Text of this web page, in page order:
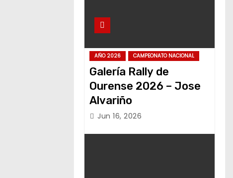
AÑO 2026 CAMPEONATO NACIONAL
Galería Rally de
Ourense 2026 – Jose
Alvariño
Jun 16, 2026